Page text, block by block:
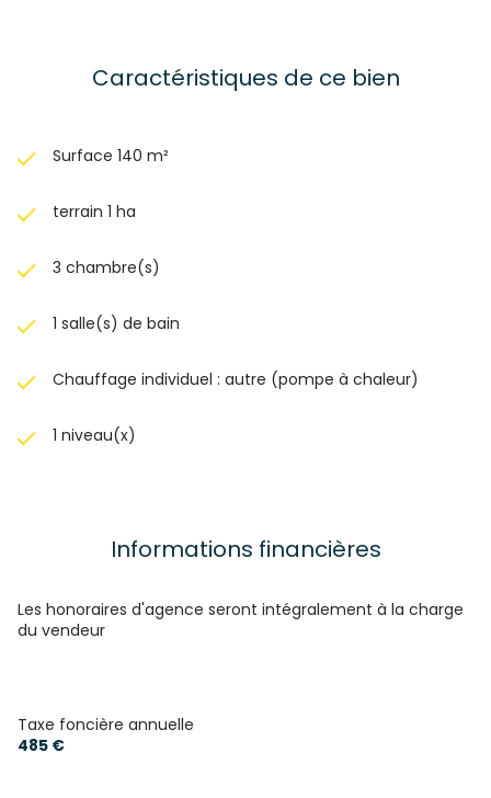
Caractéristiques de ce bien
Surface 140 m²
terrain 1 ha
3 chambre(s)
1 salle(s) de bain
Chauffage individuel : autre (pompe à chaleur)
1 niveau(x)
Informations financières
Les honoraires d'agence seront intégralement à la charge
du vendeur
Taxe foncière annuelle
485 €